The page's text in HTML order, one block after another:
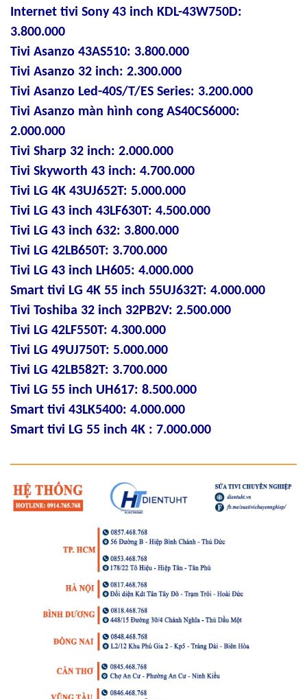
Internet tivi Sony 43 inch KDL-43W750D:
3.800.000
Tivi Asanzo 43AS510: 3.800.000
Tivi Asanzo 32 inch: 2.300.000
Tivi Asanzo Led-40S/T/ES Series: 3.200.000
Tivi Asanzo màn hình cong AS40CS6000:
2.000.000
Tivi Sharp 32 inch: 2.000.000
Tivi Skyworth 43 inch: 4.700.000
Tivi LG 4K 43UJ652T: 5.000.000
Tivi LG 43 inch 43LF630T: 4.500.000
Tivi LG 43 inch 632: 3.800.000
Tivi LG 42LB650T: 3.700.000
Tivi LG 43 inch LH605: 4.000.000
Smart tivi LG 4K 55 inch 55UJ632T: 4.000.000
Tivi Toshiba 32 inch 32PB2V: 2.500.000
Tivi LG 42LF550T: 4.300.000
Tivi LG 49UJ750T: 5.000.000
Tivi LG 42LB582T: 3.700.000
Tivi LG 55 inch UH617: 8.500.000
Smart tivi 43LK5400: 4.000.000
Smart tivi LG 55 inch 4K : 7.000.000